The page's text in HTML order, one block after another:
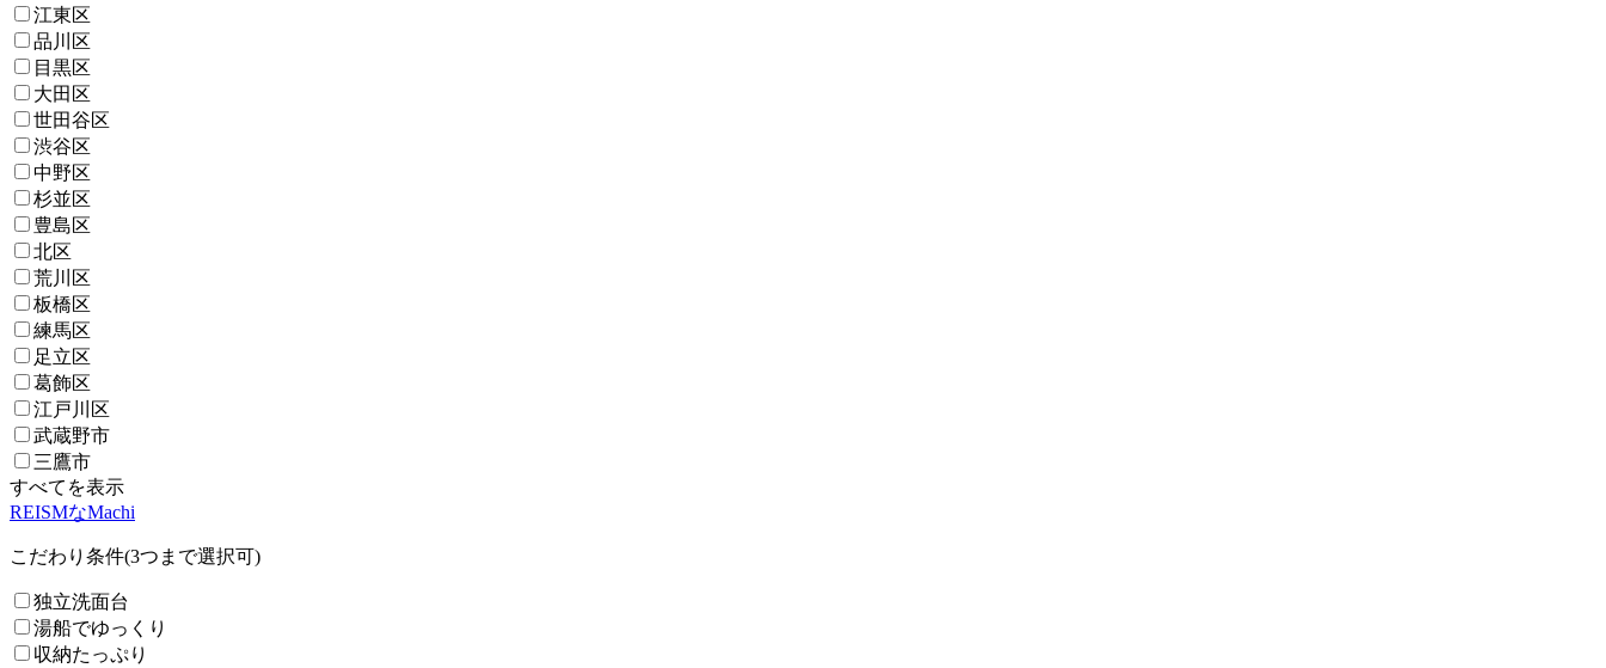
江東区
品川区
目黒区
大田区
世田谷区
渋谷区
中野区
杉並区
豊島区
北区
荒川区
板橋区
練馬区
足立区
葛飾区
江戸川区
武蔵野市
三鷹市
すべてを表示
REISMなMachi
こだわり条件(3つまで選択可)
独立洗面台
湯船でゆっくり
収納たっぷり